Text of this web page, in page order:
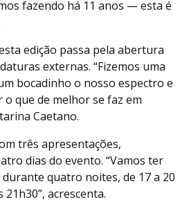
fazendo há 11 anos — esta é
edição passa pela abertura
externas. “Fizemos uma
bocadinho o nosso espectro e
que de melhor se faz em
Caetano.
três apresentações,
dias do evento. “Vamos ter
quatro noites, de 17 a 20
acrescenta.